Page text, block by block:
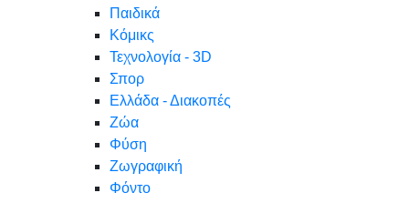
Παιδικά
Κόμικς
Τεχνολογία - 3D
Σπορ
Ελλάδα - Διακοπές
Ζώα
Φύση
Ζωγραφική
Φόντο